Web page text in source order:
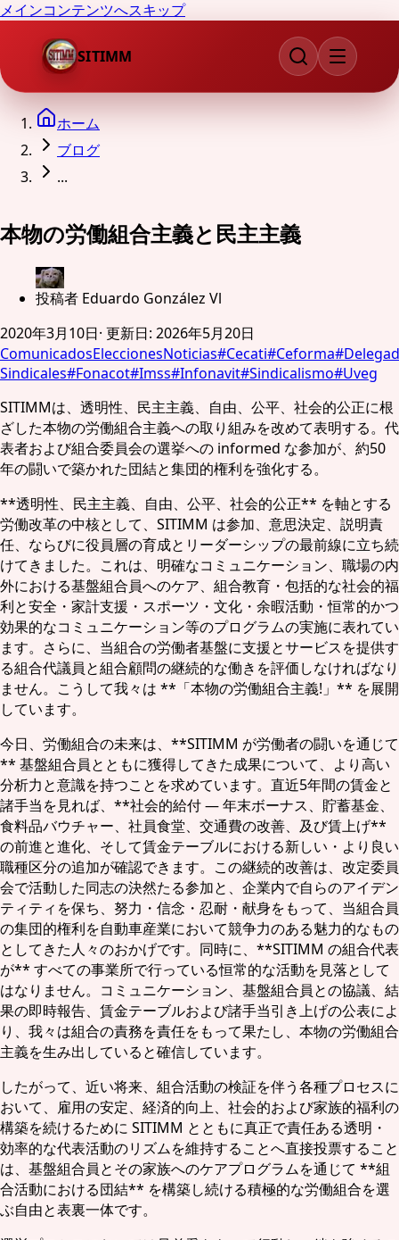
メインコンテンツへスキップ
SITIMM
ホーム
ブログ
...
本物の労働組合主義と民主主義
投稿者 Eduardo González Vl
2020年3月10日· 更新日: 2026年5月20日
ComunicadosEleccionesNoticias#Cecati#Ceforma#
Sindicales#Fonacot#Imss#Infonavit#Sindicalismo#Uveg
SITIMMは、透明性、民主主義、自由、公平、社会的公正に根
ざした本物の労働組合主義への取り組みを改めて表明する。代
表者および組合委員会の選挙への informed な参加が、約50
年の闘いで築かれた団結と集団的権利を強化する。
**透明性、民主主義、自由、公平、社会的公正** を軸とする
労働改革の中核として、SITIMM は参加、意思決定、説明責
任、ならびに役員層の育成とリーダーシップの最前線に立ち続
けてきました。これは、明確なコミュニケーション、職場の内
外における基盤組合員へのケア、組合教育・包括的な社会的福
利と安全・家計支援・スポーツ・文化・余暇活動・恒常的かつ
効果的なコミュニケーション等のプログラムの実施に表れてい
ます。さらに、当組合の労働者基盤に支援とサービスを提供す
る組合代議員と組合顧問の継続的な働きを評価しなければなり
ません。こうして我々は **「本物の労働組合主義!」** を展開
しています。
今日、労働組合の未来は、**SITIMM が労働者の闘いを通じて
** 基盤組合員とともに獲得してきた成果について、より高い
分析力と意識を持つことを求めています。直近5年間の賃金と
諸手当を見れば、**社会的給付 — 年末ボーナス、貯蓄基金、
食料品バウチャー、社員食堂、交通費の改善、及び賃上げ**
の前進と進化、そして賃金テーブルにおける新しい・より良い
職種区分の追加が確認できます。この継続的改善は、改定委員
会で活動した同志の決然たる参加と、企業内で自らのアイデン
ティティを保ち、努力・信念・忍耐・献身をもって、当組合員
の集団的権利を自動車産業において競争力のある魅力的なもの
としてきた人々のおかげです。同時に、**SITIMM の組合代表
が** すべての事業所で行っている恒常的な活動を見落として
はなりません。コミュニケーション、基盤組合員との協議、結
果の即時報告、賃金テーブルおよび諸手当引き上げの公表によ
り、我々は組合の責務を責任をもって果たし、本物の労働組合
主義を生み出していると確信しています。
したがって、近い将来、組合活動の検証を伴う各種プロセスに
おいて、雇用の安定、経済的向上、社会的および家族的福利の
構築を続けるために SITIMM とともに真正で責任ある透明・
効率的な代表活動のリズムを維持することへ直接投票すること
は、基盤組合員とその家族へのケアプログラムを通じて **組
合活動における団結** を構築し続ける積極的な労働組合を選
ぶ自由と表裏一体です。